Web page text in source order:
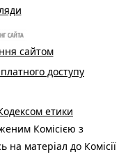
сайтом
доступу
етики
Комісією з
на матеріал до Комісії